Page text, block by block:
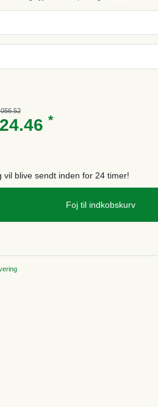
*
vil blive sendt inden for 24 timer!
Foj til indkobskurv